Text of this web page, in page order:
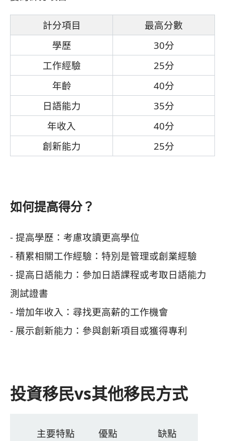
計分項目
最高分數
學歷
30分
工作經驗
25分
年齡
40分
日語能力
35分
年收入
40分
創新能力
25分
如何提高得分？
- 提高學歷：考慮攻讀更高學位
- 積累相關工作經驗：特別是管理或創業經驗
- 提高日語能力：參加日語課程或考取日語能力
測試證書
- 增加年收入：尋找更高薪的工作機會
- 展示創新能力：參與創新項目或獲得專利
投資移民vs其他移民方式
主要特點 優點 缺點